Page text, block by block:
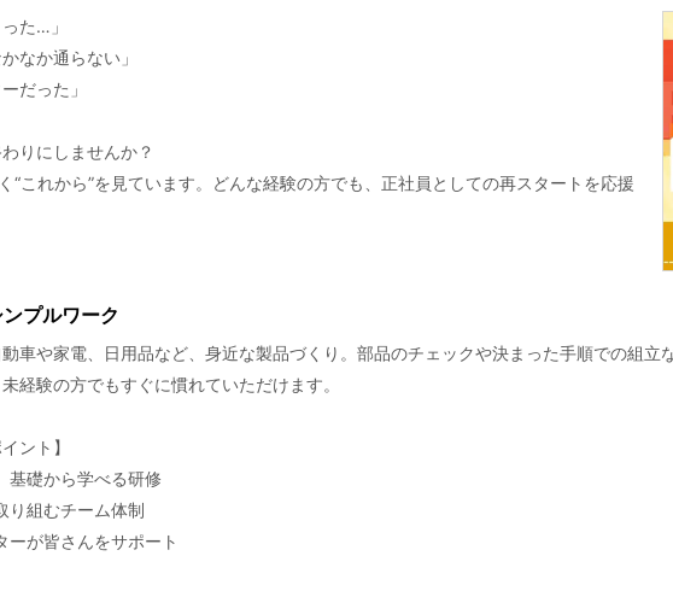
た…」
なか通らない」
だった」
りにしませんか？
“これから”を見ています。どんな経験の方でも、正社員としての再スタートを応援
プルワーク
車や家電、日用品など、身近な製品づくり。部品のチェックや決まった手順での組立
経験の方でもすぐに慣れていただけます。
ント】
基礎から学べる研修
り組むチーム体制
が皆さんをサポート